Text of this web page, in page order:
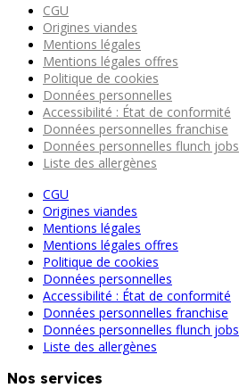
CGU
Origines viandes
Mentions légales
Mentions légales offres
Politique de cookies
Données personnelles
Accessibilité : État de conformité
Données personnelles franchise
Données personnelles flunch jobs
Liste des allergènes
CGU
Origines viandes
Mentions légales
Mentions légales offres
Politique de cookies
Données personnelles
Accessibilité : État de conformité
Données personnelles franchise
Données personnelles flunch jobs
Liste des allergènes
Nos services